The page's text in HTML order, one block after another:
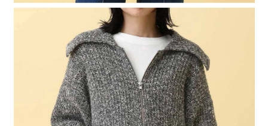
恩沛科技股份有限公司將有權停止該用戶之使用額度並採取法律行動。